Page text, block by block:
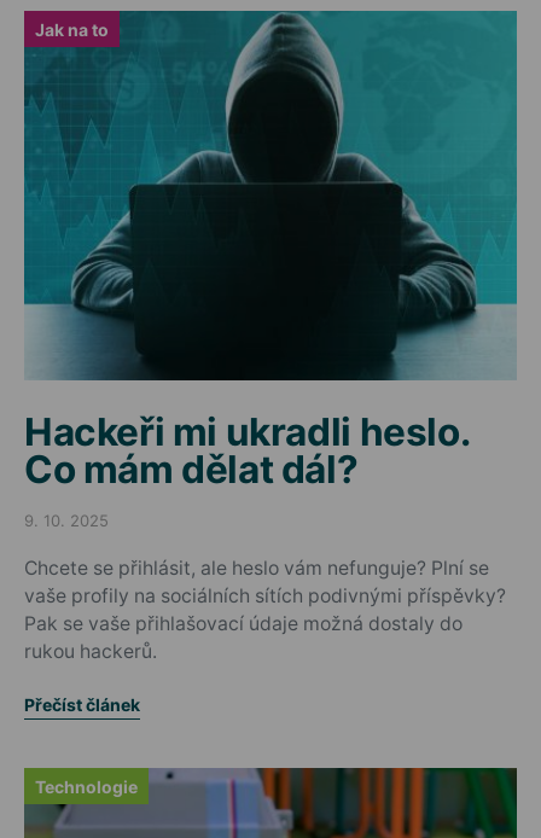
Jak na to
Hackeři mi ukradli heslo.
Co mám dělat dál?
Posted on
9. 10. 2025
Chcete se přihlásit, ale heslo vám nefunguje? Plní se
vaše profily na sociálních sítích podivnými příspěvky?
Pak se vaše přihlašovací údaje možná dostaly do
rukou hackerů.
Přečíst článek
Technologie